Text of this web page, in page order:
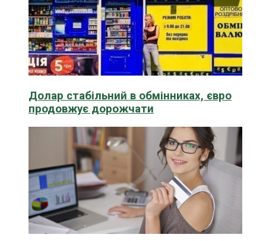
Долар стабільний в обмінниках, євро
продовжує дорожчати